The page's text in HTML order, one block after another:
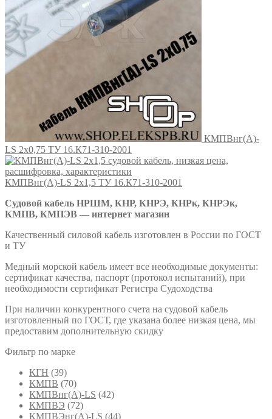
КМПВнг(А)-
LS 2х0,75 ТУ 16.К71-310-2001
КМПВнг(А)-LS 2х1,5 ТУ 16.К71-310-2001
Судовой кабель НРШМ, КНР, КНРЭ, КНРк, КНРЭк,
КМПВ, КМПЭВ — интернет магазин
Качественный силовой кабель изготовлен в России по ГОСТ
и ТУ
Медный морской кабель имеет все необходимые документы:
сертификат качества, паспорт (протокол испытаний), при
необходимости сертификат Регистра Судоходства
При наличии конкурентного счета на судовой кабель
изготовленный по ГОСТ, где указана более низкая цена, мы
предоставим дополнительную скидку
Фильтр по марке
КГН (39)
КМПВ (70)
КМПВнг(А)-LS (42)
КМПВЭ (72)
КМПВЭнг(А)-LS (44)